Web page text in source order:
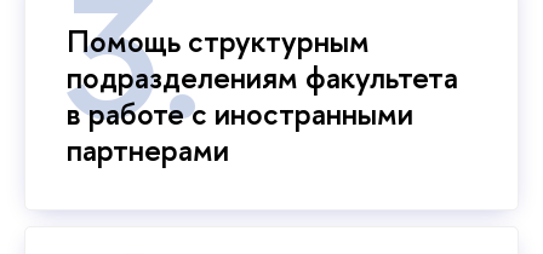
Помощь структурным
подразделениям факультета
в работе с иностранными
партнерами